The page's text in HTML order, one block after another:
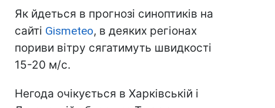
Як йдеться в прогнозі синоптиків на
сайті Gismeteo, в деяких регіонах
пориви вітру сягатимуть швидкості
15-20 м/с.
Негода очікується в Харківській і